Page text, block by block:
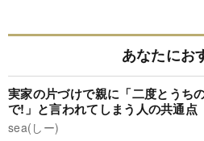
あなたにお
実家の片づけで親に「二度とうち
で!」と言われてしまう人の共通点
sea(しー)